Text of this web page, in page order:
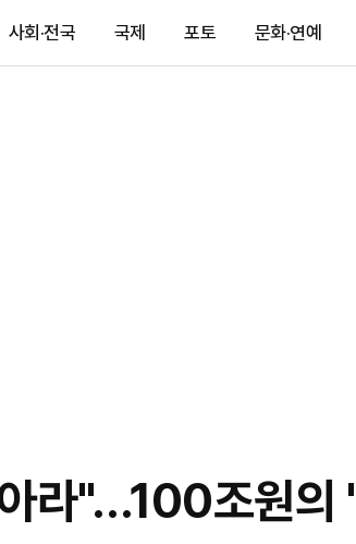
사회·전국 국제 포토 문화·연예
라"…100조원의